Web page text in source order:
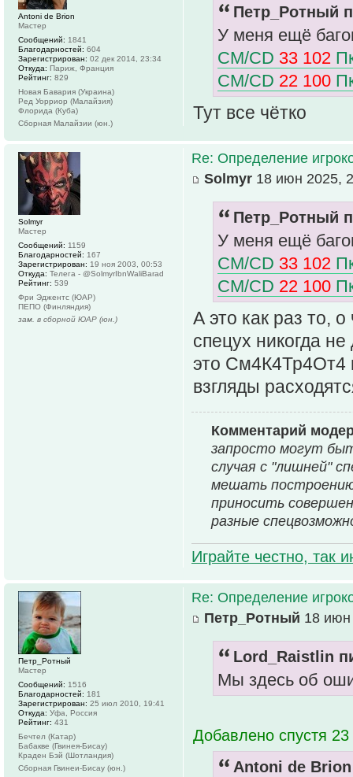
Петр_Ротный
У меня ещё
CM/CD 33 102
CM/CD 22 100
Тут все чётко
Antoni de Brion
Мастер
Сообщений: 1841
Благодарностей: 604
Зарегистрирован: 02 дек 2014, 23:34
Откуда: Париж, Франция
Рейтинг: 829
Новая Бавария (Украина)
Ред Уорриор (Малайзия)
Флорида (Куба)
Сборная Малайзии (юн.)
Re: Определение
Solmyr 18 июн 2025,
Петр_Ротный
У меня ещё
CM/CD 33 102
CM/CD 22 100
А это как раз то,
спецух никогда
это См4К4Тр4От4
взгляды
Комментарий
запросто могут
случая с "лишней"
мешать
приносить
разные
Играйте честно, так
Solmyr
Мастер
Сообщений: 1159
Благодарностей: 167
Зарегистрирован: 19 ноя 2003, 00:53
Откуда: Телега - @SolmyrIbnWaliBarad
Рейтинг: 539
Фри Эджентс (ЮАР)
ПЕПО (Финляндия)
зам. в сборной ЮАР (юн.)
Re: Определение
Петр_Ротный 18 июн
Lord_Raistlin
Мы здесь об
Добавлено спустя
Antoni de
Петр_Ротный
Мастер
Сообщений: 1516
Благодарностей: 181
Зарегистрирован: 25 июл 2010, 19:41
Откуда: Уфа, Россия
Рейтинг: 431
Бечтел (Катар)
Бабакве (Гвинея-Бисау)
Краден Бэй (Шотландия)
Сборная Гвинеи-Бисау (юн.)